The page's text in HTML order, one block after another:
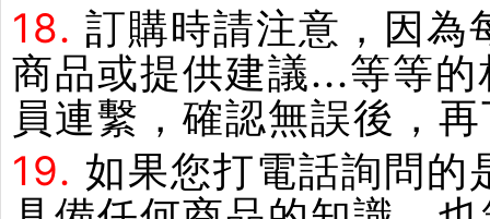
18. 訂購時請注意，因為
商品或提供建議...等等
員連繫，確認無誤後，
19. 如果您打電話詢問的